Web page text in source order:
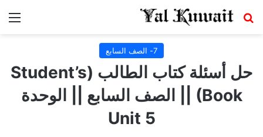
بحث عن
7- الصف السابع
حل أسئلة كتاب الطالب (Student’s
Book) || الصف السابع || الوحدة
Unit 5